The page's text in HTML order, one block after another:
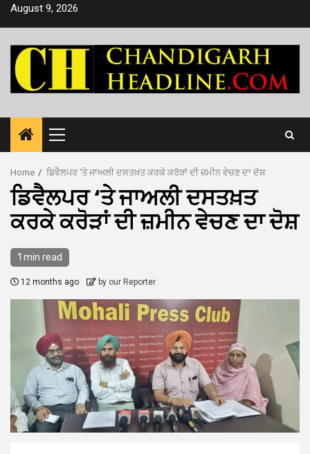
SkipAugust 9, 2026
Primary
Menu
Home ਡਿਵੈਲਪਰ ‘ਤੇ ਜਾਅਲੀ ਦਸਤਖ਼ਤ ਕਰਕੇ ਕਰੋੜਾਂ ਦੀ ਜ਼ਮੀਨ ਵੇਚਣ ਦਾ ਦੋਸ਼
ਡਿਵੈਲਪਰ ‘ਤੇ ਜਾਅਲੀ ਦਸਤਖ਼ਤ
ਕਰਕੇ ਕਰੋੜਾਂ ਦੀ ਜ਼ਮੀਨ ਵੇਚਣ ਦਾ ਦੋਸ਼
1 min read
12 months ago by our Reporter